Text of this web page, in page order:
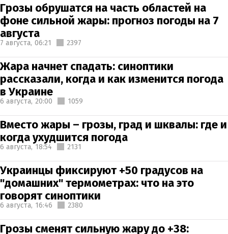
Грозы обрушатся на часть областей на
фоне сильной жары: прогноз погоды на 7
августа
7 августа, 06:21 2397
Жара начнет спадать: синоптики
рассказали, когда и как изменится погода
в Украине
6 августа, 20:00 1059
Вместо жары – грозы, град и шквалы: где и
когда ухудшится погода
6 августа, 18:54 2131
Украинцы фиксируют +50 градусов на
"домашних" термометрах: что на это
говорят синоптики
6 августа, 16:46 2380
Грозы сменят сильную жару до +38: